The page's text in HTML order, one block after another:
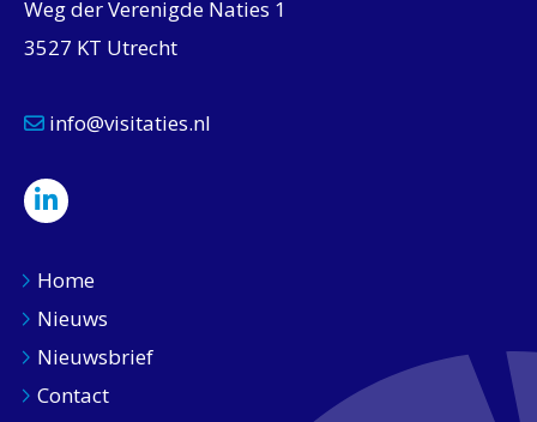
Weg der Verenigde Naties 1
3527 KT Utrecht
info@visitaties.nl
Home
Nieuws
Nieuwsbrief
Contact